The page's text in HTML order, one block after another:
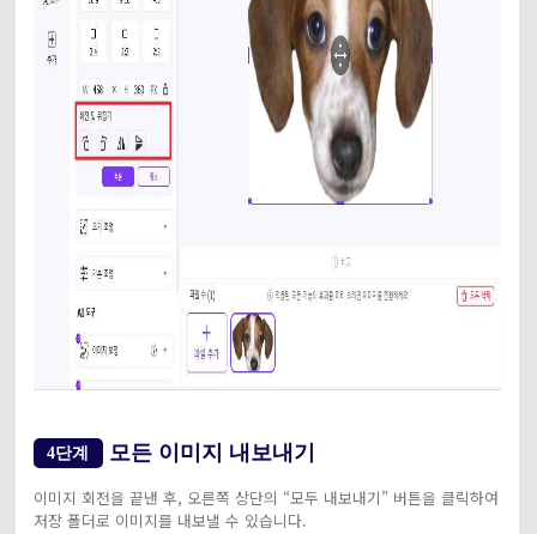
4단계 모든 이미지 내보내기
이미지 회전을 끝낸 후, 오른쪽 상단의 “모두 내보내기” 버튼을 클릭하여
저장 폴더로 이미지를 내보낼 수 있습니다.